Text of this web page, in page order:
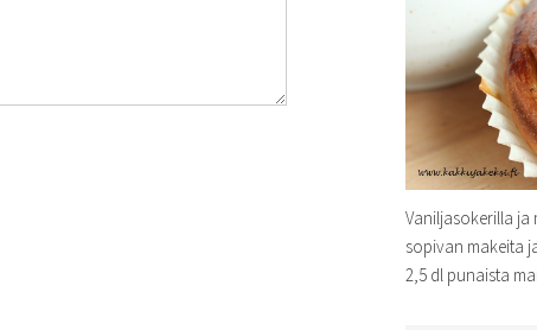
Vaniljasokerilla
sopivan makeita
2,5 dl punaista